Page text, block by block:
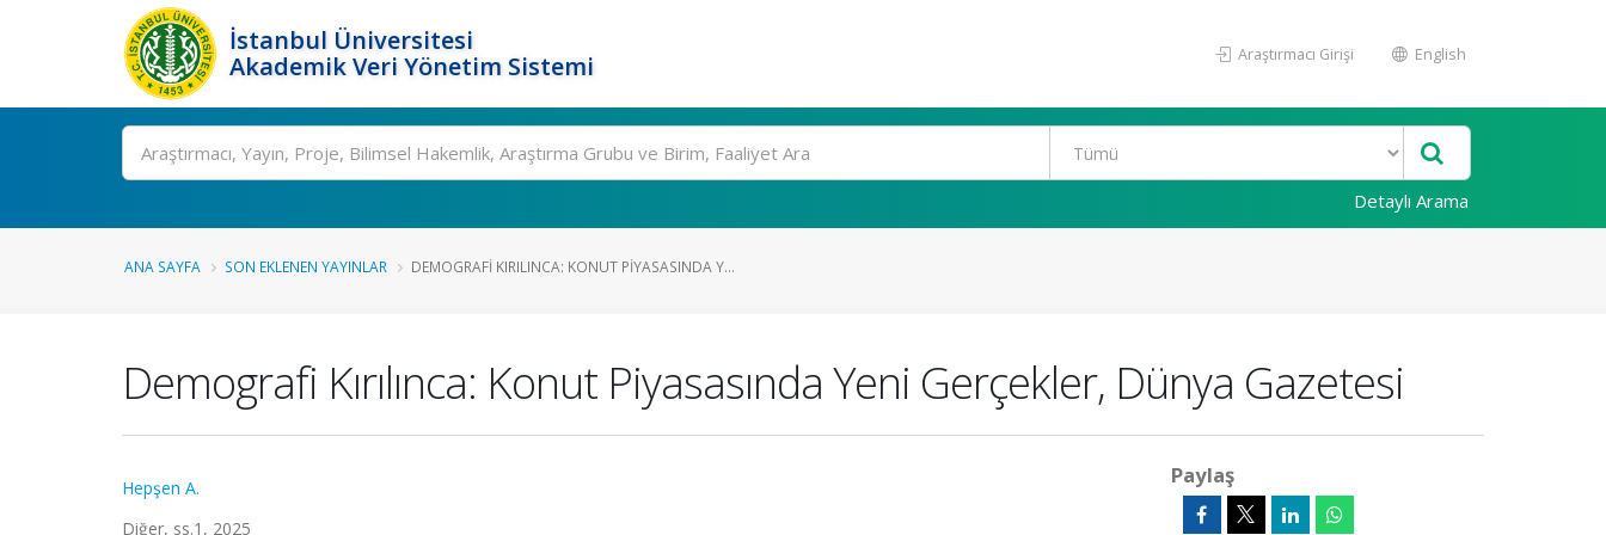
İstanbul Üniversitesi
Akademik Veri Yönetim Sistemi
Araştırmacı Girişi English
Ara
Detaylı Arama
ANA SAYFA SON EKLENEN YAYINLAR DEMOGRAFI KIRILINCA: KONUT PIYASASINDA Y...
Demografi Kırılınca: Konut Piyasasında Yeni Gerçekler, Dünya Gazetesi
Hepşen A.
Diğer, ss.1, 2025
Paylaş